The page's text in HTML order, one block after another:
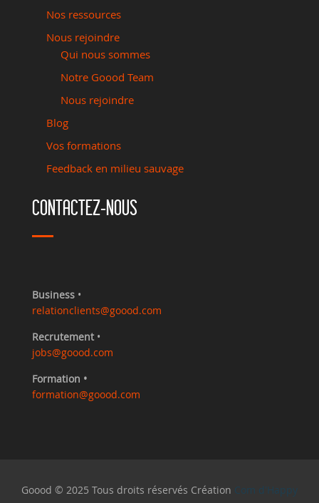
Nos ressources
Nous rejoindre
Qui nous sommes
Notre Goood Team
Nous rejoindre
Blog
Vos formations
Feedback en milieu sauvage
CONTACTEZ-NOUS
Business •
relationclients@goood.com
Recrutement •
jobs@goood.com
Formation •
formation@goood.com
Goood © 2025 Tous droits réservés Création Com d'Happy